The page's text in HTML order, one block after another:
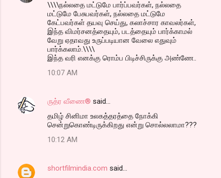
\\\\நல்லதை மட்டுமே பார்ப்பவர்கள், நல்லதை
மட்டுமே பேசுபவர்கள், நல்லதை மட்டுமே
கேட்பவர்கள் தயவு செய்து, கலாச்சார காவலர்கள்,
இந்த விமர்சனத்தையும், படத்தையும் பார்க்காமல்
வேறு ஏதாவது உருப்படியான வேலை எதுவும்
பார்க்கலாம்.\\\\
இந்த வரி எனக்கு ரொம்ப பிடிச்சிருக்கு அண்ணே..
10:07 AM
ருத்ர வீணை® said…
தமிழ் சினிமா உலகத்தரத்தை நோக்கி
சென்றுகொண்டிருக்கிறது என்று சொல்லலாமா???
10:12 AM
shortfilmindia.com said…